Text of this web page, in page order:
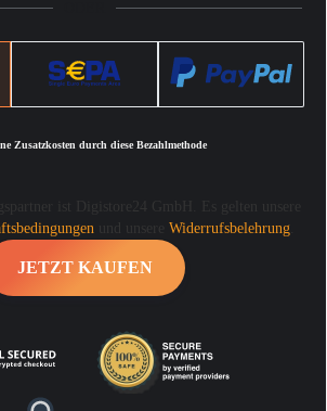
Zusatzkosten durch diese Bezahlmethode
Widerrufsbelehrung.
JETZT KAUFEN